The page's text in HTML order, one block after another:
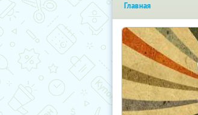
Главная